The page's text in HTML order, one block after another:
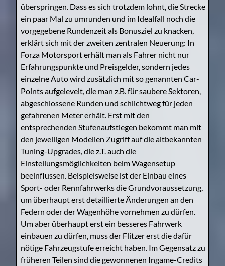
überspringen. Dass es sich trotzdem lohnt, die Strecke
ein paar Mal zu umrunden und im Idealfall noch die
vorgegebene Rundenzeit als Bonusziel zu knacken,
erklärt sich mit der zweiten zentralen Neuerung: In
Forza Motorsport erhält man als Fahrer nicht nur
Erfahrungspunkte und Preisgelder, sondern jedes
einzelne Auto wird zusätzlich mit so genannten Car-
Points aufgelevelt, die man z.B. für saubere Sektoren,
abgeschlossene Runden und schlichtweg für jeden
gefahrenen Meter erhält. Erst mit den
entsprechenden Stufenaufstiegen bekommt man mit
den jeweiligen Modellen Zugriff auf die altbekannten
Tuning-Upgrades, die z.T. auch die
Einstellungsmöglichkeiten beim Wagensetup
beeinflussen. Beispielsweise ist der Einbau eines
Sport- oder Rennfahrwerks die Grundvoraussetzung,
um überhaupt erst detaillierte Änderungen an den
Federn oder der Wagenhöhe vornehmen zu dürfen.
Um aber überhaupt erst ein besseres Fahrwerk
einbauen zu dürfen, muss der Flitzer erst die dafür
nötige Fahrzeugstufe erreicht haben. Im Gegensatz zu
früheren Teilen sind die gewonnenen Ingame-Credits